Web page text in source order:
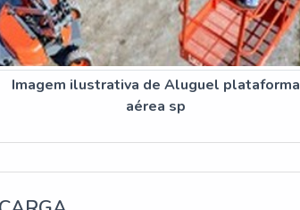
Imagem ilustrativa de Aluguel plataforma
aérea sp